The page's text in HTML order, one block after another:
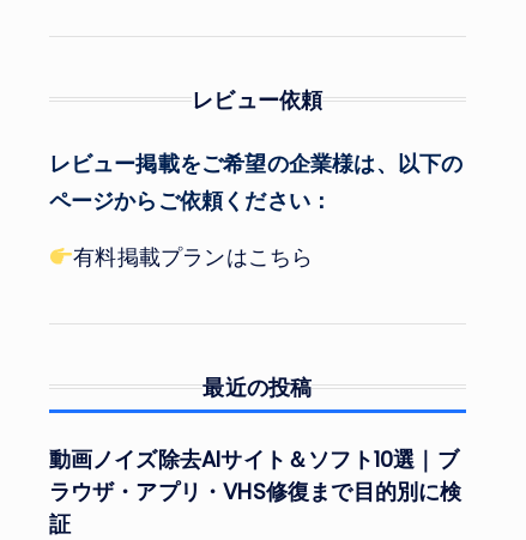
レビュー依頼
レビュー掲載をご希望の企業様は、以下の
ページからご依頼ください：
有料掲載プランはこちら
最近の投稿
動画ノイズ除去AIサイト＆ソフト10選｜ブ
ラウザ・アプリ・VHS修復まで目的別に検
証